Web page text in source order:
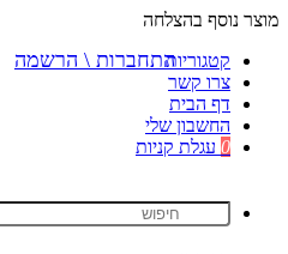
מוצר נוסף בהצלחה
קטגוריות
צרו קשר
דף הבית
החשבון שלי
0 עגלת קניות
התחברות \ הרשמה